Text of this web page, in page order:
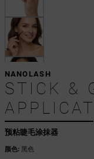
预粘睫毛涂抹器
NANOLASH
STICK &
颜色:黑色